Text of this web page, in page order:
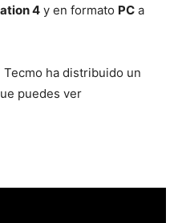
4 y en formato PC a
ha distribuido un
puedes ver